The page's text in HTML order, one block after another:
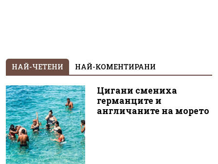
НАЙ-ЧЕТЕНИ НАЙ-КОМЕНТИРАНИ
Цигани смениха
германците и
англичаните на морето